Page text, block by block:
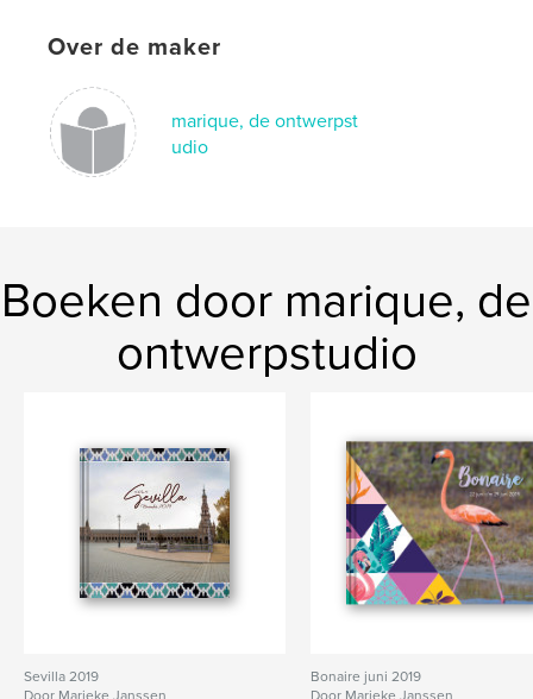
Over de maker
marique, de ontwerpst
udio
Boeken door marique, de
ontwerpstudio
Sevilla 2019
Door Marieke Janssen
Bonaire juni 2019
Door Marieke Janssen